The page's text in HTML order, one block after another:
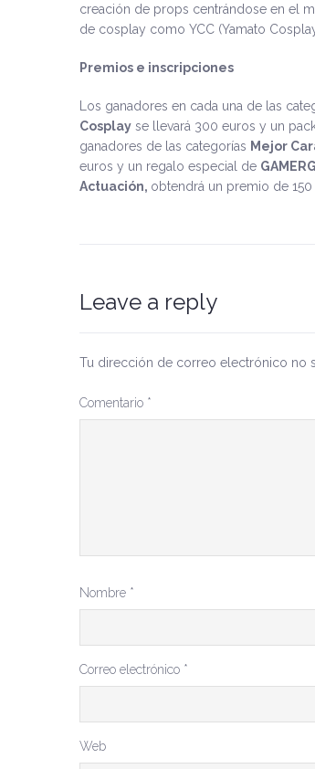
creación de props centrándose en el
de cosplay como YCC (Yamato
Premios e inscripciones
Los ganadores en cada una de las
Cosplay se llevará 300 euros y un
ganadores de las categorías Mejor
euros y un regalo especial de
Actuación, obtendrá un premio de
Leave a reply
Tu dirección de correo electrónico no
Comentario *
Nombre *
Correo electrónico *
Web